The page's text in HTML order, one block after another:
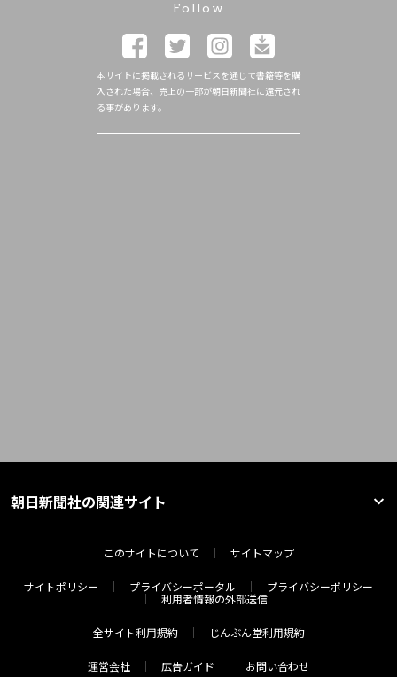
Follow
本サイトに掲載されるサービスを通じて書籍等を購
入された場合、売上の一部が朝日新聞社に還元され
る事があります。
朝日新聞社の関連サイト
このサイトについて サイトマップ
サイトポリシー プライバシーポータル
プライバシーポリシー
利用者情報の外部送信
全サイト利用規約 じんぶん堂利用規約
運営会社 広告ガイド お問い合わせ